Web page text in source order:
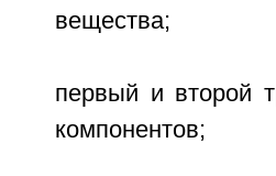
вещества;
первый и второй
компонентов;